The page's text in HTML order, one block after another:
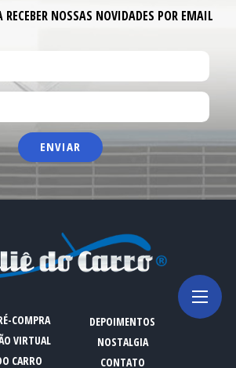
RECEBER NOSSAS NOVIDADES POR EMAIL
COMPRA
VIRTUAL
CARRO
DEPOIMENTOS
NOSTALGIA
CONTATO